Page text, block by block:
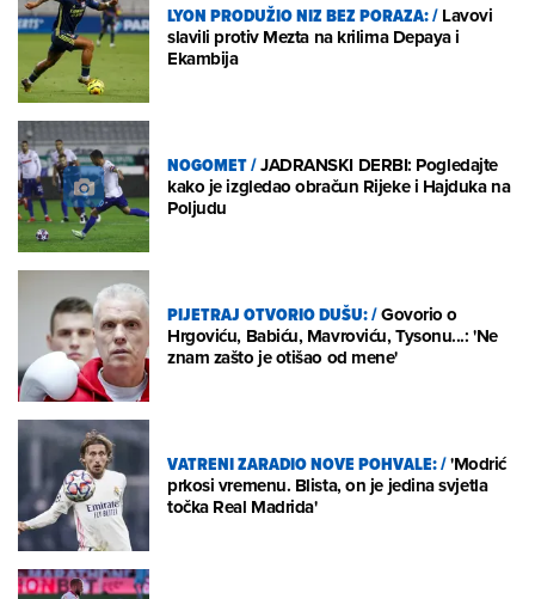
LYON PRODUŽIO NIZ BEZ PORAZA:/Lavovi
slavili protiv Mezta na krilima Depaya i
Ekambija
NOGOMET/JADRANSKI DERBI: Pogledajte
kako je izgledao obračun Rijeke i Hajduka na
Poljudu
PIJETRAJ OTVORIO DUŠU:/Govorio o
Hrgoviću, Babiću, Mavroviću, Tysonu...: 'Ne
znam zašto je otišao od mene'
VATRENI ZARADIO NOVE POHVALE:/'Modrić
prkosi vremenu. Blista, on je jedina svjetla
točka Real Madrida'